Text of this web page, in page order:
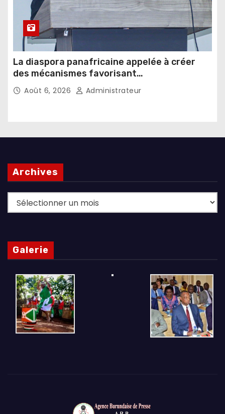
La diaspora panafricaine appelée à créer
des mécanismes favorisant
l’investissement dans les pays d’origine
Août 6, 2026 Administrateur
Archives
Archives
Galerie